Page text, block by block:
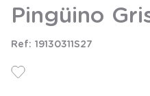
Pingüino
19130311S27
4
body
5
manta